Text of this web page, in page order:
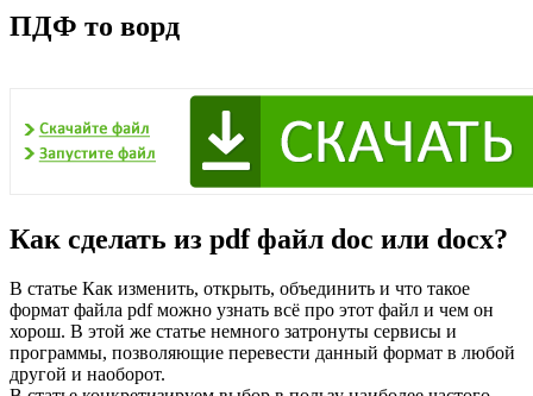
ПДФ то ворд
Как сделать из pdf файл doc или docx?
В статье Как изменить, открыть, объединить и что такое
формат файла pdf можно узнать всё про этот файл и чем он
хорош. В этой же статье немного затронуты сервисы и
программы, позволяющие перевести данный формат в любой
другой и наоборот.